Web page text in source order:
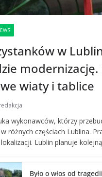
w
modernizację.
wiaty i tablice
wykonawców, którzy
różnych częściach Lublina.
lokalizacji. Lublin planuje kolejną
Było o włos od